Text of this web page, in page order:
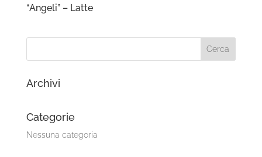
“Angeli” – Latte
Archivi
Categorie
Nessuna categoria